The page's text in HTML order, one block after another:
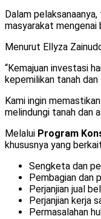
Dalam
masyarakat mengenai
Menurut Ellyza
“Kemajuan investasi
kepemilikan tanah
Kami ingin
melindungi tanah dan
Melalui Program
khususnya yang
Sengketa dan
Pembagian dan
Perjanjian jual
Perjanjian kerja
Permasalahan